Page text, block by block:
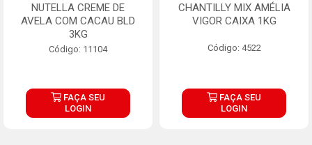
NUTELLA CREME DE
AVELA COM CACAU BLD
3KG
Código: 11104
FAÇA SEU
LOGIN
CHANTILLY MIX AMÉLIA
VIGOR CAIXA 1KG
Código: 4522
FAÇA SEU
LOGIN